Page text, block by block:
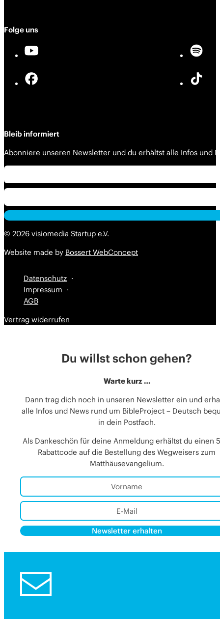
Folge uns
Bleib informiert
Abonniere unseren Newsletter und du erhältst alle Infos und
© 2026 visiomedia Startup e.V.
Website made by Bossert WebConcept
Datenschutz
Impressum
AGB
Vertrag widerrufen
Du willst schon gehen?
Warte kurz …
Dann trag dich noch in unseren Newsletter ein und
alle Infos und News rund um BibleProject – Deutsch
in dein Postfach.
Als Dankeschön für deine Anmeldung erhältst du einen
Rabattcode auf die Bestellung des Wegweisers zum
Matthäusevangelium.
Newsletter erhalten